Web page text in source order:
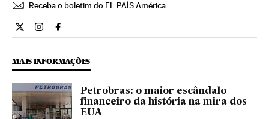
Receba o boletim do EL PAÍS América.
Economia El País Brasil en Twitter
Economia El País Brasil en Instagram
Economia El País Brasil en Facebook
MAIS INFORMAÇÕES
Petrobras: o maior escândalo
financeiro da história na mira dos
EUA